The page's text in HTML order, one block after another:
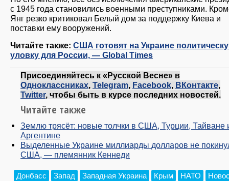
с 1945 года становились военными преступниками.
Янг резко критиковал Белый дом за поддержку Киева и
поставки ему вооружений.
Читайте также: США готовят на Украине
уловку для России, — Global Times
Присоединяйтесь к «Русской Весне» в
Одноклассниках, Telegram, Facebook, ВКонтакте,
Twitter, чтобы быть в курсе последних новостей.
Читайте также
Землю трясёт: новые толчки в США, Турции, Тайване
Аргентине
Выделенные Украине миллиарды долларов не
США, — племянник Кеннеди
Донбасс Запад Западная Украина Крым НАТО